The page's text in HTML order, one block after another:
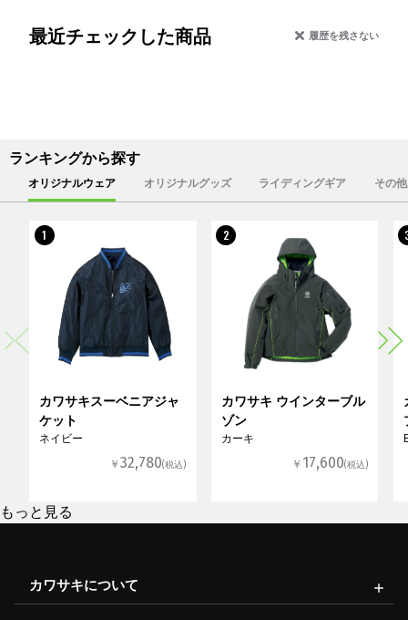
最近チェックした商品 履歴を残さない
ランキングから探す
オリジナルウェア オリジナルグッズ ライディングギア その
1
カワサキスーベニアジャ
ケット
ネイビー
￥32,780(税込)
2
カワサキ ウインターブル
ゾン
カーキ
￥ 17,600(税込)
もっと見る
カワサキについて